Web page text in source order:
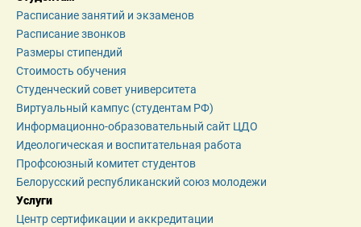
Расписание занятий и экзаменов
Расписание звонков
Размеры стипендий
Стоимость обучения
Студенческий совет университета
Виртуальный кампус (студентам РФ)
Информационно-образовательный сайт ЦДО
Идеологическая и воспитательная работа
Профсоюзный комитет студентов
Белорусский республиканский союз молодежи
Услуги
Центр сертификации и аккредитации